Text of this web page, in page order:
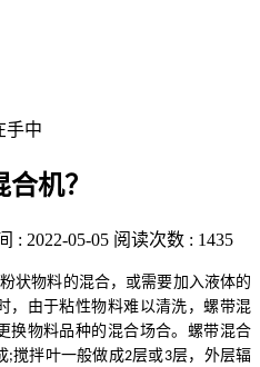
手中
机？
: 2022-05-05 阅读次数 : 1435
状物料的混合，或需要加入液体的
，由于粘性物料难以清洗，螺带混
换物料品种的混合场合。螺带混合
;搅拌叶一般做成2层或3层，外层辐